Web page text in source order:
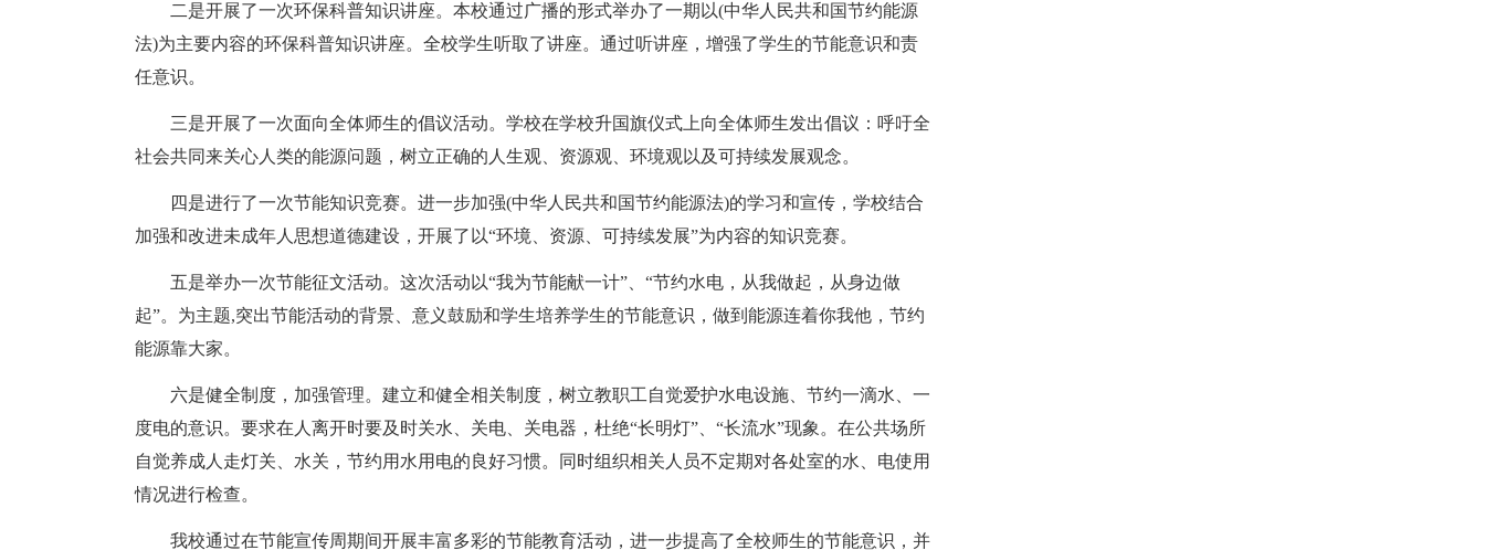
二是开展了一次环保科普知识讲座。本校通过广播的形式举办了一期以(中华人民共和国节约能源
法)为主要内容的环保科普知识讲座。全校学生听取了讲座。通过听讲座，增强了学生的节能意识和责
任意识。
三是开展了一次面向全体师生的倡议活动。学校在学校升国旗仪式上向全体师生发出倡议：呼吁全
社会共同来关心人类的能源问题，树立正确的人生观、资源观、环境观以及可持续发展观念。
四是进行了一次节能知识竞赛。进一步加强(中华人民共和国节约能源法)的学习和宣传，学校结合
加强和改进未成年人思想道德建设，开展了以“环境、资源、可持续发展”为内容的知识竞赛。
五是举办一次节能征文活动。这次活动以“我为节能献一计”、“节约水电，从我做起，从身边做
起”。为主题,突出节能活动的背景、意义鼓励和学生培养学生的节能意识，做到能源连着你我他，节约
能源靠大家。
六是健全制度，加强管理。建立和健全相关制度，树立教职工自觉爱护水电设施、节约一滴水、一
度电的意识。要求在人离开时要及时关水、关电、关电器，杜绝“长明灯”、“长流水”现象。在公共场所
自觉养成人走灯关、水关，节约用水用电的良好习惯。同时组织相关人员不定期对各处室的水、电使用
情况进行检查。
我校通过在节能宣传周期间开展丰富多彩的节能教育活动，进一步提高了全校师生的节能意识，并